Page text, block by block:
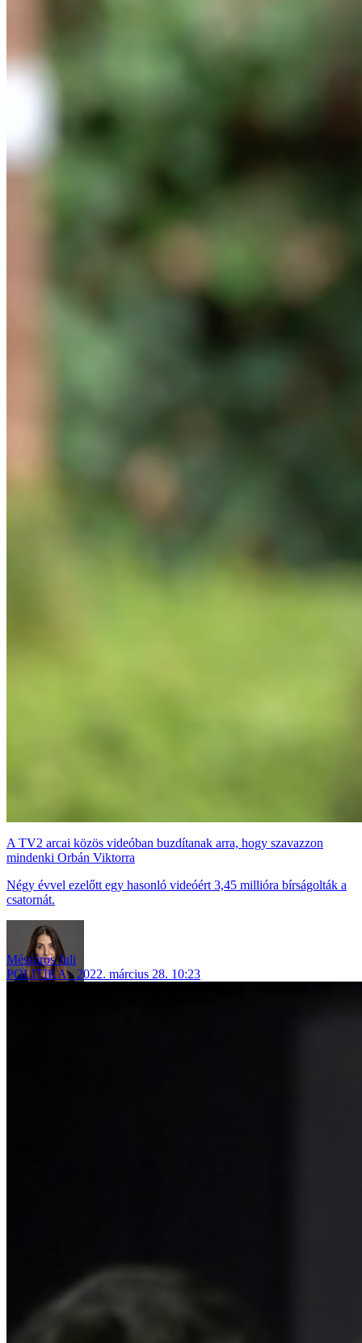
A TV2 arcai közös videóban buzdítanak arra, hogy szavazzon
mindenki Orbán Viktorra
Négy évvel ezelőtt egy hasonló videóért 3,45 millióra bírságolták a
csatornát.
Mészáros Juli
POLITIKA
2022. március 28. 10:23